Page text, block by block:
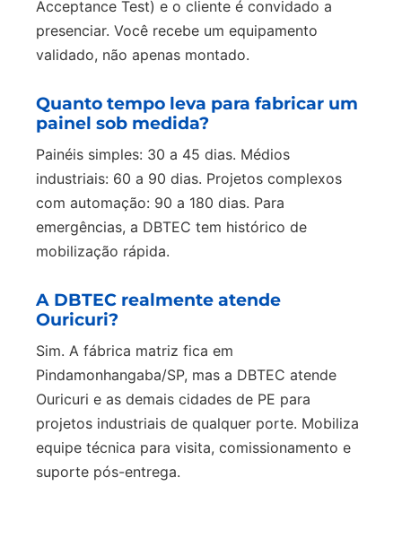
Acceptance Test) e o cliente é convidado a
presenciar. Você recebe um equipamento
validado, não apenas montado.
Quanto tempo leva para fabricar um
painel sob medida?
Painéis simples: 30 a 45 dias. Médios
industriais: 60 a 90 dias. Projetos complexos
com automação: 90 a 180 dias. Para
emergências, a DBTEC tem histórico de
mobilização rápida.
A DBTEC realmente atende
Ouricuri?
Sim. A fábrica matriz fica em
Pindamonhangaba/SP, mas a DBTEC atende
Ouricuri e as demais cidades de PE para
projetos industriais de qualquer porte. Mobiliza
equipe técnica para visita, comissionamento e
suporte pós-entrega.